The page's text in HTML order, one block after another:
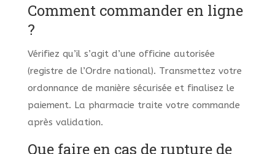
Comment commander en ligne
?
Vérifiez qu’il s’agit d’une officine autorisée
(registre de l’Ordre national). Transmettez votre
ordonnance de manière sécurisée et finalisez le
paiement. La pharmacie traite votre commande
après validation.
Que faire en cas de rupture de